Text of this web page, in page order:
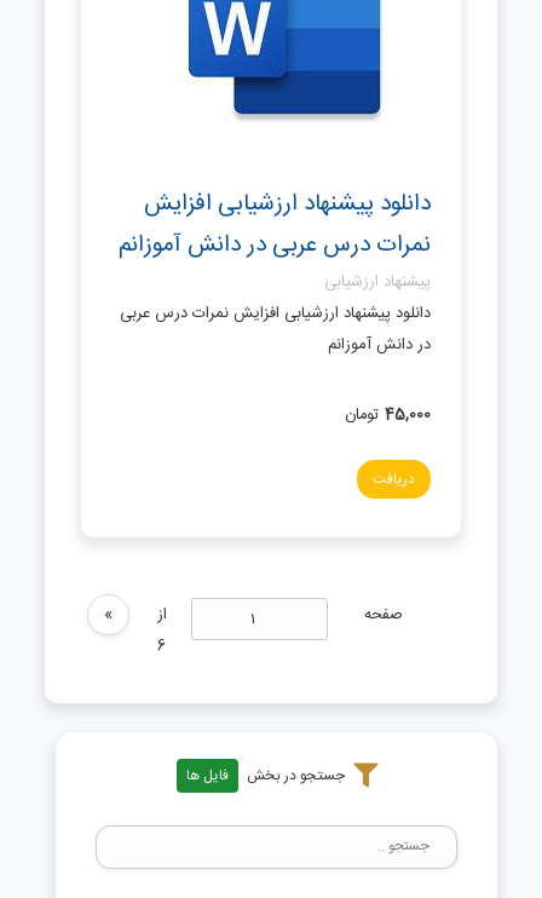
جستجو در بخش فایل ها
دانلود پیشنهاد ارزشیابی افزایش
نمرات درس عربی در دانش آموزانم
پیشنهاد ارزشیابی
دانلود پیشنهاد ارزشیابی افزایش نمرات درس عربی
در دانش آموزانم
45,000 تومان
دریافت
صفحه
از
6
»